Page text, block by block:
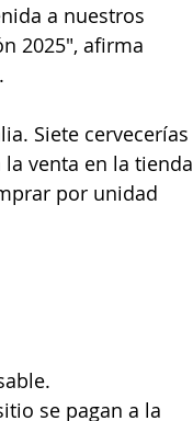
a nuestros
2025", afirma
Siete cervecerías
la venta en la tienda
por unidad
se pagan a la